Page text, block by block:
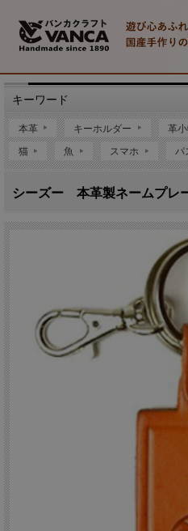
キーワード
本革 キーホルダー 革
猫 魚 スマホ パ
シーズー 本革製ネームプレ